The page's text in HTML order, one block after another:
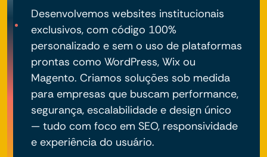
Desenvolvemos websites institucionais
exclusivos, com código 100%
personalizado e sem o uso de plataformas
prontas como WordPress, Wix ou
Magento. Criamos soluções sob medida
para empresas que buscam performance,
segurança, escalabilidade e design único
— tudo com foco em SEO, responsividade
e experiência do usuário.